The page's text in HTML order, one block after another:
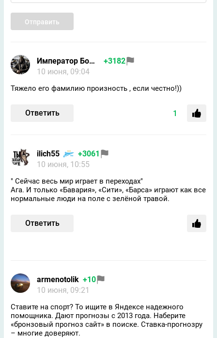
Отправить
Император Бомжей
+3182
10 июня, 09:04
Тяжело его фамилию произность , если честно!))
Ответить 1
ilich55
+3061
10 июня, 10:55
" Сейчас весь мир играет в переходах"
Ага. И только «Бавария», «Сити», «Барса» играют как все
нормальные люди на поле с зелёной травой.
Ответить
armenotolik +10
10 июня, 09:21
Ставите на спорт? То ищите в Яндексе надежного
помощника. Дают прогнозы с 2013 года. Наберите
«бронзовый прогноз сайт» в поиске. Ставка-прогнозру
– многие доверяют.